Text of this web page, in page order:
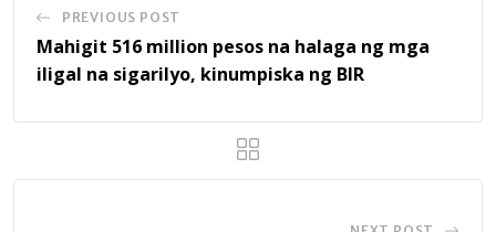
PREVIOUS POST
Mahigit 516 million pesos na halaga ng mga
iligal na sigarilyo, kinumpiska ng BIR